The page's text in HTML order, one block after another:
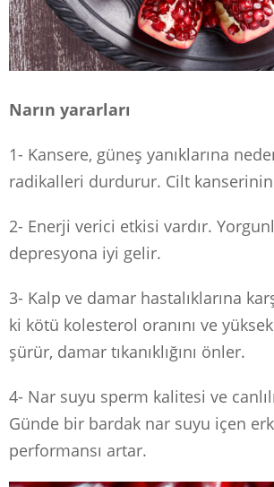
Narın yararları
1- Kansere, güneş yanıklarına
radikalleri durdurur. Cilt
2- Enerji verici etkisi vardır.
depresyona iyi gelir.
3- Kalp ve damar hastalıklarına
ki kötü ko­les­te­rol ora­nı­nı ve
şü­rür, da­mar tıkanıklığını ön­ler.
4- Nar suyu sperm kalitesi ve
Günde bir bardak nar suyu içen
performansı artar.